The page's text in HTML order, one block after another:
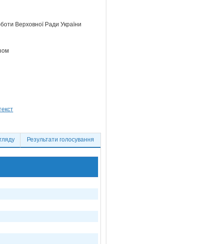
Верховної Ради України
Результати голосування